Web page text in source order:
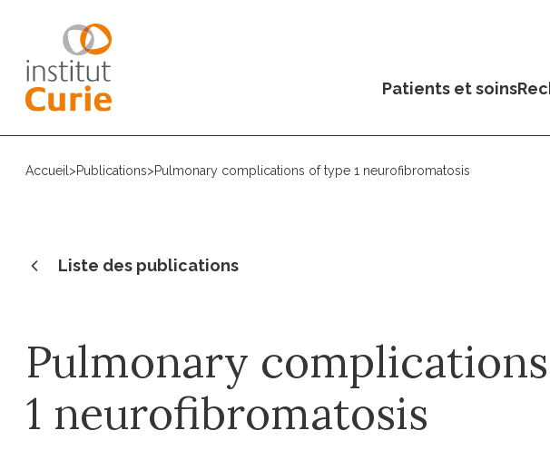
Patients et soins
Accueil >Publications>Pulmonary complications of type 1 neurofibromatosis
Liste des publications
Pulmonary
1 neurofibromatosis